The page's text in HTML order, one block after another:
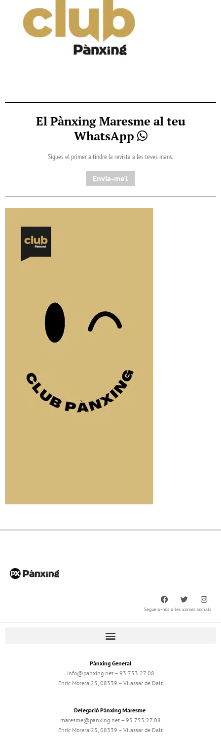
El Pànxing Maresme al teu
WhatsApp
Sigues el primer a tindre la revista a les teves mans.
Envia-me'l
Segueix-nos a les xarxes socials
Pànxing General
info@panxing.net – 93 753 27 08
Enric Morera 25, 08339 – Vilassar de Dalt
Delegació Pànxing Maresme
maresme@panxing.net – 93 753 27 08
Enric Morera 25, 08339 – Vilassar de Dalt